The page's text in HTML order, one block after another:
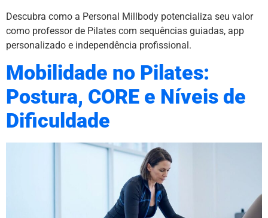
Descubra como a Personal Millbody potencializa seu valor
como professor de Pilates com sequências guiadas, app
personalizado e independência profissional.
Mobilidade no Pilates:
Postura, CORE e Níveis de
Dificuldade